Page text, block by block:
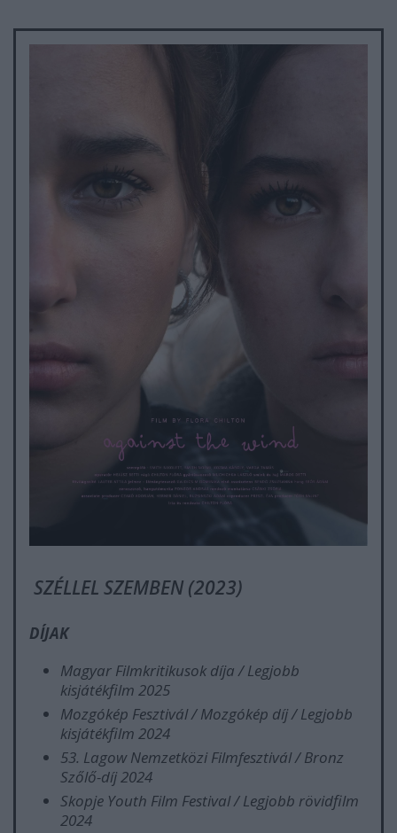
SZÉLLEL SZEMBEN (2023)
DÍJAK
Magyar Filmkritikusok díja / Legjobb
kisjátékfilm 2025
Mozgókép Fesztivál / Mozgókép díj / Legjobb
kisjátékfilm 2024
53. Lagow Nemzetközi Filmfesztivál / Bronz
Szőlő-díj 2024
Skopje Youth Film Festival / Legjobb rövidfilm
2024